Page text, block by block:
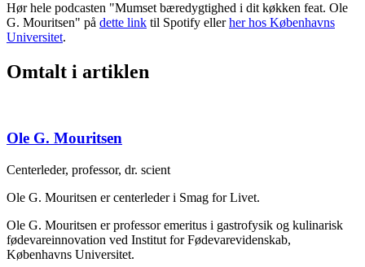
Hør hele podcasten "Mumset bæredygtighed i dit køkken feat. Ole
G. Mouritsen" på dette link til Spotify ellerher hos Københavns
Universitet.
Omtalt i artiklen
Ole G. Mouritsen
Centerleder, professor, dr. scient
Ole G. Mouritsen er centerleder i Smag for Livet.
Ole G. Mouritsen er professor emeritus i gastrofysik og kulinarisk
fødevareinnovation ved Institut for Fødevarevidenskab,
Københavns Universitet.